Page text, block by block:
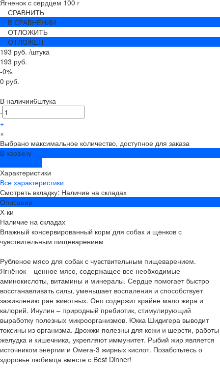
СРАВНИТЬ
В СРАВНЕНИИ
ОТЛОЖИТЬ
ОТЛОЖЕН
193 руб. /штука
193 руб.
-0%
0 руб.
В наличии6штука
-
+
×
Выбрано максимальное количество, доступное для заказа
В корзину
Характеристики
Все характеристики
Смотреть вкладку: Наличие на складах
Описание
Х-ки
Наличие на складах
Влажный консервированный корм для собак и щенков с
чувствительным пищеварением
Рубленое мясо для собак с чувствительным пищеварением.
Ягнёнок – ценное мясо, содержащее все необходимые
аминокислоты, витамины и минералы. Сердце помогает быстро
восстанавливать силы, уменьшает воспаления и способствует
заживлению ран животных. Оно содержит крайне мало жира и
калорий. Инулин – природный пребиотик, стимулирующий
выработку полезных микроорганизмов. Юкка Шидигера выводит
токсины из организма. Дрожжи полезны для кожи и шерсти, работы
желудка и кишечника, укрепляют иммунитет. Рыбий жир является
источником энергии и Омега-3 жирных кислот. Позаботьтесь о
здоровье любимца вместе с Best Dinner!